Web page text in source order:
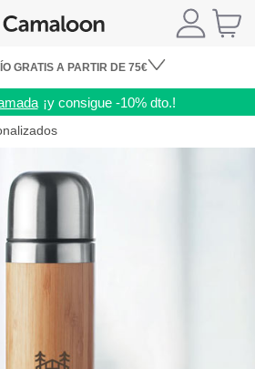
GRATIS A PARTIR DE 75€
¡y consigue -10% dto.!